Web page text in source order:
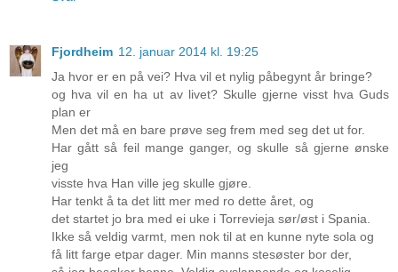
Fjordheim 12. januar 2014 kl. 19:25
Ja hvor er en på vei? Hva vil et nylig påbegynt år bringe?
og hva vil en ha ut av livet? Skulle gjerne visst hva Guds
plan er
Men det må en bare prøve seg frem med seg det ut for.
Har gått så feil mange ganger, og skulle så gjerne ønske
jeg
visste hva Han ville jeg skulle gjøre.
Har tenkt å ta det litt mer med ro dette året, og
det startet jo bra med ei uke i Torrevieja sør/øst i Spania.
Ikke så veldig varmt, men nok til at en kunne nyte sola og
få litt farge etpar dager. Min manns stesøster bor der,